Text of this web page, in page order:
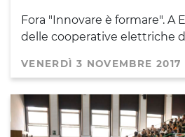
Fora "Innovare è formare". A
delle cooperative elettriche
VENERDÌ 3 NOVEMBRE 2017